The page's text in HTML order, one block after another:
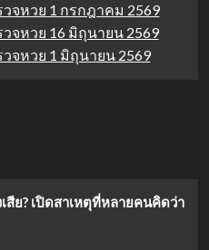
จหวย 1 กรกฎาคม 2569
จหวย 16 มิถุนายน 2569
จหวย 1 มิถุนายน 2569
สีย? เปิดสาเหตุที่หลายคนคิดว่า